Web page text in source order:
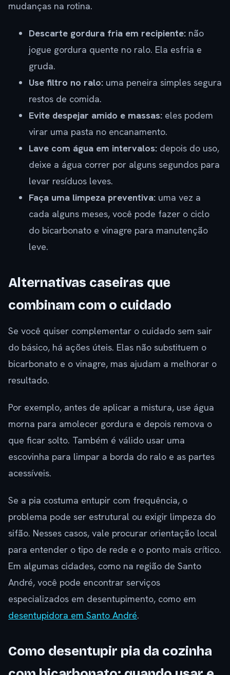
mudanças na rotina.
Descarte gordura fria em recipiente: não
jogue gordura quente no ralo. Ela esfria e
gruda.
Use filtro no ralo: uma peneira simples segura
restos de comida.
Evite despejar amido e massas: eles podem
virar uma pasta no encanamento.
Lave com água em intervalos: depois do uso,
deixe a água correr por alguns segundos para
levar resíduos leves.
Faça uma limpeza preventiva: uma vez a
cada alguns meses, você pode fazer o ciclo
do bicarbonato e vinagre para manutenção
leve.
Alternativas caseiras que
combinam com o cuidado
Se você quiser complementar o cuidado sem sair
do básico, há ações úteis. Elas não substituem o
bicarbonato e o vinagre, mas ajudam a melhorar o
resultado.
Por exemplo, antes de aplicar a mistura, use água
morna para amolecer gordura e depois remova o
que ficar solto. Também é válido usar uma
escovinha para limpar a borda do ralo e as partes
acessíveis.
Se a pia costuma entupir com frequência, o
problema pode ser estrutural ou exigir limpeza do
sifão. Nesses casos, vale procurar orientação local
para entender o tipo de rede e o ponto mais crítico.
Em algumas cidades, como na região de Santo
André, você pode encontrar serviços
especializados em desentupimento, como em
desentupidora em Santo André.
Como desentupir pia da cozinha